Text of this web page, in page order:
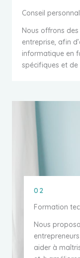
Conseil
Nous offrons
entreprise, afin
informatique en
spécifiques et
02
Formation
Nous
aider à